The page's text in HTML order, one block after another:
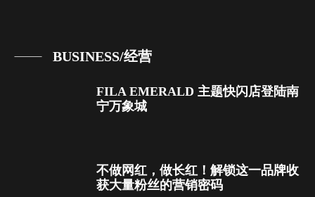
BUSINESS/经营
FILA EMERALD 主题快闪店登陆南
宁万象城
不做网红，做长红！解锁这一品牌收
获大量粉丝的营销密码